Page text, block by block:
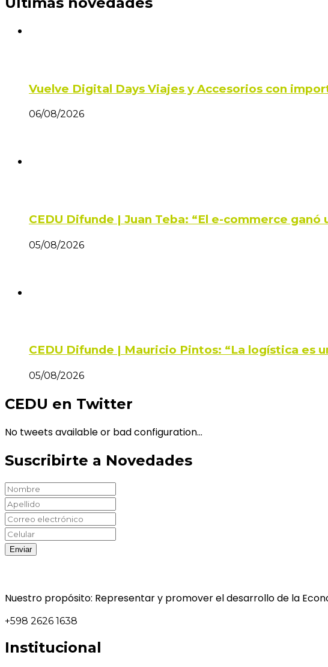
Vuelve Digital Days Viajes y Accesorios con
06/08/2026
CEDU Difunde | Juan Teba: “El e-commerce
05/08/2026
CEDU Difunde | Mauricio Pintos: “La logística es
05/08/2026
CEDU en Twitter
No tweets available or bad configuration...
Suscribirte a Novedades
Nuestro propósito: Representar y promover el desarrollo de la
+598 2626 1638
Institucional